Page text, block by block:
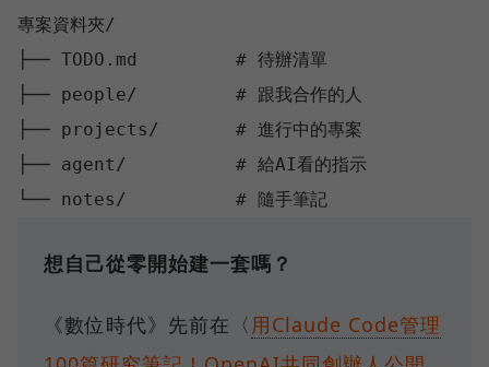
專案資料夾/
├── TODO.md         # 待辦清單
├── people/         # 跟我合作的人
├── projects/       # 進行中的專案
├── agent/          # 給AI看的指示
想自己從零開始建一套嗎？
《數位時代》先前在〈 用Claude Code管理